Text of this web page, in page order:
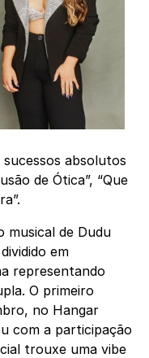
absolutos
de Ótica”, “Que
musical de Dudu
em
representando
O primeiro
no Hangar
com a participação
trouxe uma vibe